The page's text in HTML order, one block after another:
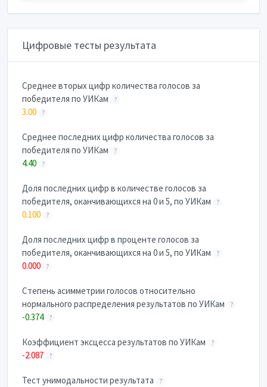
Цифровые тесты результата
Cреднее вторых цифр количества голосов за
победителя по УИКам
?
3.00 ?
Cреднее последних цифр количества голосов за
победителя по УИКам
?
4.40 ?
Доля последних цифр в количестве голосов за
победителя, оканчивающихся на 0 и 5, по УИКам
?
0.100 ?
Доля последних цифр в проценте голосов за
победителя, оканчивающихся на 0 и 5, по УИКам
?
0.000 ?
Степень асимметрии голосов относительно
нормального распределения результатов по УИКам
?
-0.374 ?
Коэффициент эксцесса результатов по УИКам ?
-2.087 ?
Тест унимодальности результата ?